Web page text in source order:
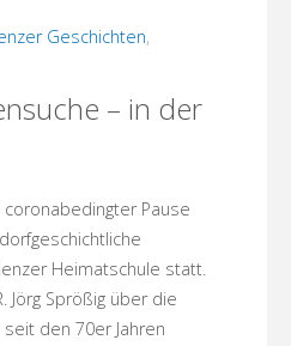
Geschichten,
– in der
coronabedingter Pause
Heimatschule statt.
Jörg Sprößig über die
den 70er Jahren